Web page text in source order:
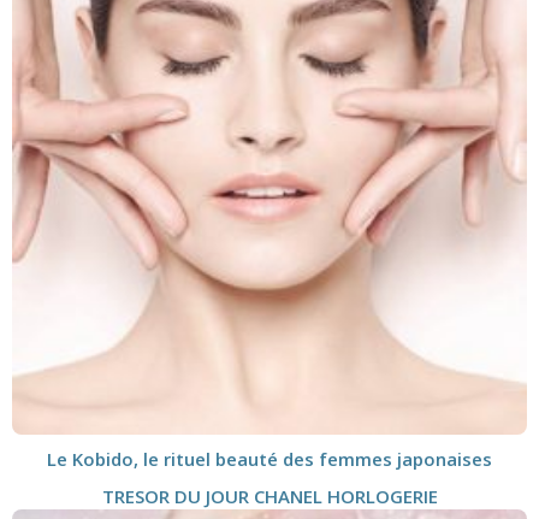
Le Kobido, le rituel beauté des femmes japonaises
TRESOR DU JOUR CHANEL HORLOGERIE